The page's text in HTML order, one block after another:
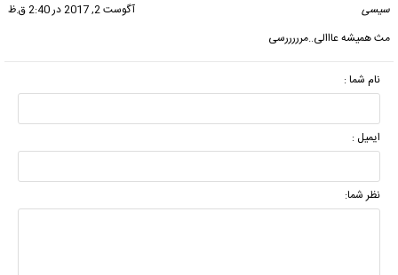
سیسی
آگوست 2, 2017 در 2:40 ق.ظ
مث همیشه عااالی..مرررررسی
نام شما :
ایمیل :
نظر شما: